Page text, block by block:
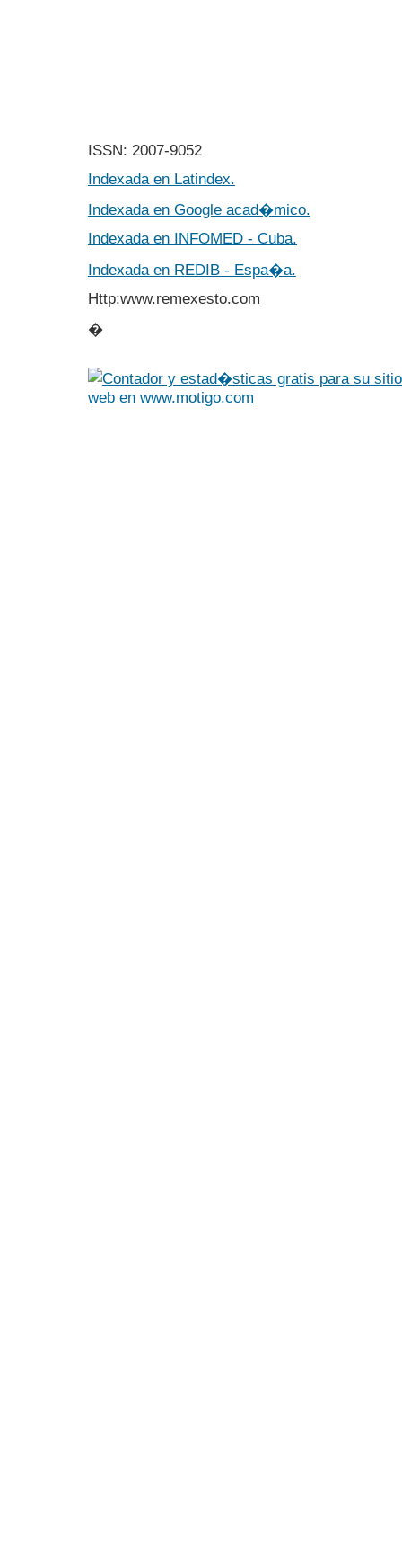
ISSN: 2007-9052
Indexada en Latindex.
Indexada en Google acad�mico.
Indexada en INFOMED - Cuba.
Indexada en REDIB - Espa�a.
Http:www.remexesto.com
�